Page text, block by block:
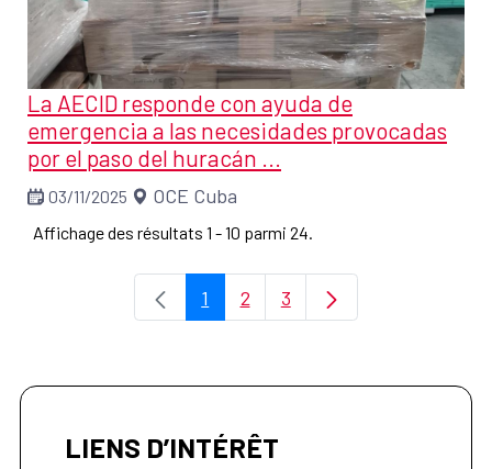
La AECID responde con ayuda de
emergencia a las necesidades provocadas
por el paso del huracán ...
03/11/2025 OCE Cuba
Affichage des résultats 1 - 10 parmi 24.
Page
1 Page
2 Page
3
LIENS D’INTÉRÊT